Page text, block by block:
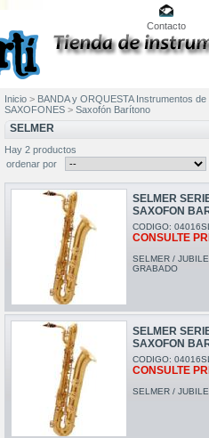
Contacto
Inicio > BANDA y ORQUESTA Instrumentos
SAXOFONES > Saxofón Barítono
SELMER
Hay 2 productos
ordenar por
SELMER
SAXOFON
CODIGO:
CONSULTE
SELMER /
GRABADO
SELMER
SAXOFON
CODIGO:
CONSULTE
SELMER /